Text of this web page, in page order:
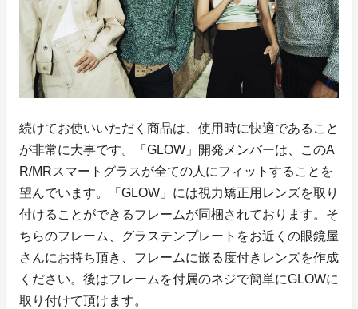
続けてお使いいただく商品は、使用時に快適であること
が非常に大事です。「GLOW」開発メンバーは、このA
R/MRスマートグラスが全ての人にフィットすることを
望んでいます。「GLOW」には視力矯正用レンズを取り
付けることができるフレームが同梱されております。そ
ちらのフレーム、グラステンプレートをお近くの眼鏡屋
さんにお持ち頂き、フレームに嵌る度付きレンズを作成
ください。後はフレームを付属のネジで簡単にGLOWに
取り付けて頂けます。